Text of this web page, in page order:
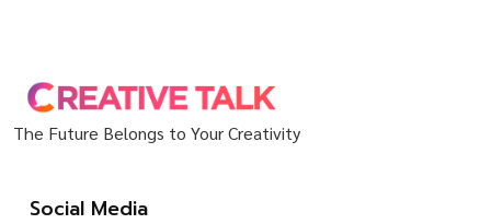
The Future Belongs to Your Creativity
Social Media